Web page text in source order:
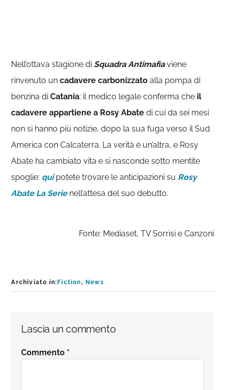
Nell’ottava stagione di Squadra Antimafiaviene
rinvenuto uncadavere carbonizzato alla pompa di
benzina diCatania: il medico legale conferma che il
cadavere appartiene a Rosy Abate di cui da sei mesi
non si hanno più notizie, dopo la sua fuga verso il Sud
America con Calcaterra. La verità è un’altra, e Rosy
Abate ha cambiato vita e si nasconde sotto mentite
spoglie: quipotete trovare le anticipazioni su Rosy
Abate La Serienell’attesa del suo debutto.
Fonte: Mediaset, TV Sorrisi e Canzoni
Archiviato in: Fiction, News
Interazioni
del
Lascia un commento
Commento *